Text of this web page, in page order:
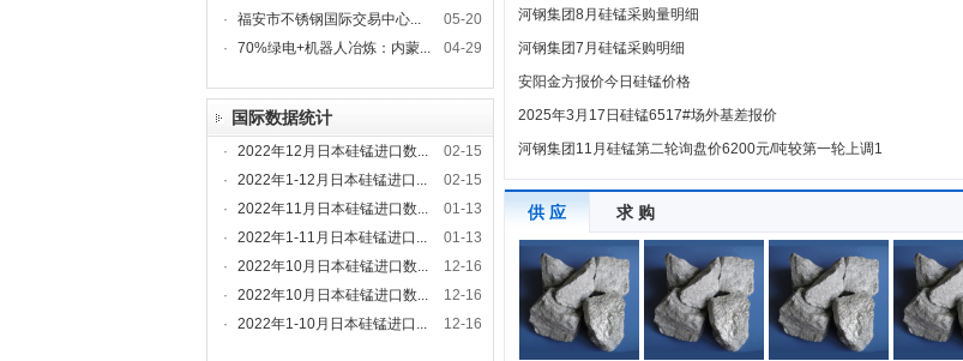
·
福安市不锈钢国际交易中心...
05-20
·
70%绿电+机器人冶炼：内蒙... 04-29
国际数据统计
· 2022年12月日本硅锰进口数...
02-15
·
2022年1-12月日本硅锰进口...
02-15
·
2022年11月日本硅锰进口数...
01-13
·
2022年1-11月日本硅锰进口...
01-13
·
2022年10月日本硅锰进口数...
12-16
·
2022年10月日本硅锰进口数...
12-16
·
2022年1-10月日本硅锰进口... 12-16
河钢集团8月硅锰采购量明细
河钢集团7月硅锰采购明细
安阳金方报价今日硅锰价格
2025年3月17日硅锰6517#场外基差报价
河钢集团11月硅锰第二轮询盘价6200元/吨较第一轮上调1
供 应 求 购